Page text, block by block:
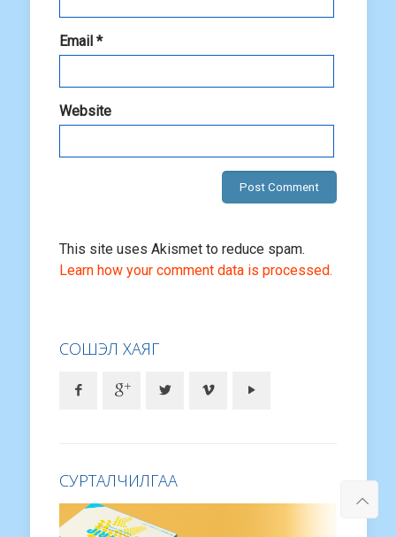
Email *
Website
This site uses Akismet to reduce spam.
Learn how your comment data is processed.
СОШЭЛ ХАЯГ
СУРТАЛЧИЛГАА